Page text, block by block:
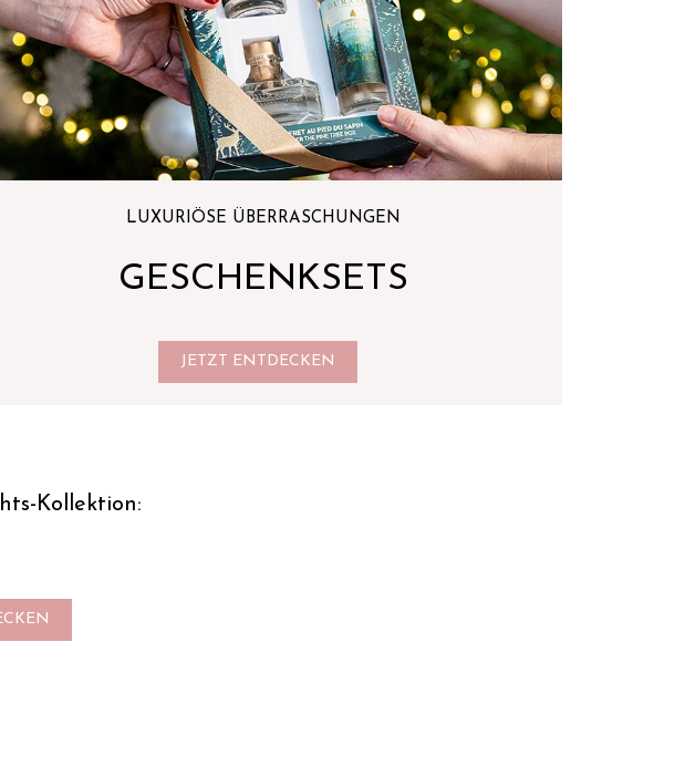
LUXURIÖSE ÜBERRASCHUNGEN
GESCHENKSETS
JETZT ENTDECKEN
Kollektion: